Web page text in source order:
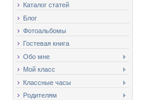
Каталог статей
Блог
Фотоальбомы
Гостевая книга
Обо мне
Мой класс
Классные часы
Родителям